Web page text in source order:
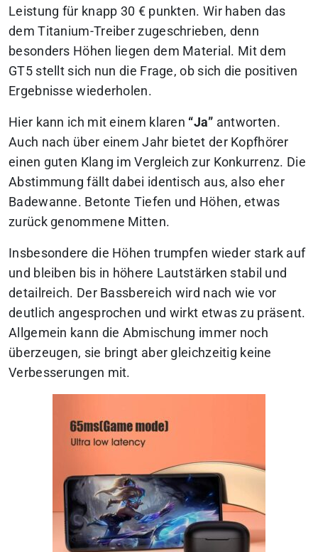
Leistung für knapp 30 € punkten. Wir haben das
dem Titanium-Treiber zugeschrieben, denn
besonders Höhen liegen dem Material. Mit dem
GT5 stellt sich nun die Frage, ob sich die positiven
Ergebnisse wiederholen.
Hier kann ich mit einem klaren “Ja” antworten.
Auch nach über einem Jahr bietet der Kopfhörer
einen guten Klang im Vergleich zur Konkurrenz. Die
Abstimmung fällt dabei identisch aus, also eher
Badewanne. Betonte Tiefen und Höhen, etwas
zurück genommene Mitten.
Insbesondere die Höhen trumpfen wieder stark auf
und bleiben bis in höhere Lautstärken stabil und
detailreich. Der Bassbereich wird nach wie vor
deutlich angesprochen und wirkt etwas zu präsent.
Allgemein kann die Abmischung immer noch
überzeugen, sie bringt aber gleichzeitig keine
Verbesserungen mit.